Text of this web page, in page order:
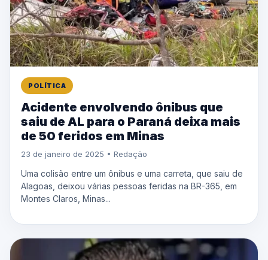
POLÍTICA
Acidente envolvendo ônibus que
saiu de AL para o Paraná deixa mais
de 50 feridos em Minas
23 de janeiro de 2025 • Redação
Uma colisão entre um ônibus e uma carreta, que saiu de
Alagoas, deixou várias pessoas feridas na BR-365, em
Montes Claros, Minas...